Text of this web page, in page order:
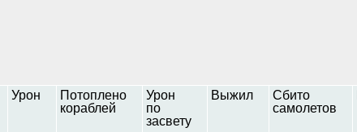
Урон
Потоплено
кораблей
Урон
по
засвету
Выжил
Сбито
самолетов